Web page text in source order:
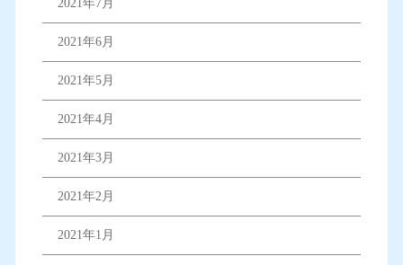
2021年7月
2021年6月
2021年5月
2021年4月
2021年3月
2021年2月
2021年1月